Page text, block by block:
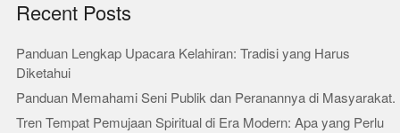
Recent Posts
Panduan Lengkap Upacara Kelahiran: Tradisi yang Harus
Diketahui
Panduan Memahami Seni Publik dan Peranannya di Masyarakat.
Tren Tempat Pemujaan Spiritual di Era Modern: Apa yang Perlu